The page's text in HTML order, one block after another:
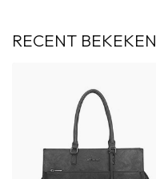
RECENT BEKEKEN